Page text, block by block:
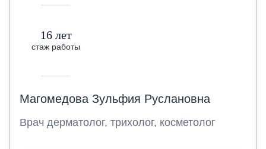
16 лет
стаж работы
Магомедова Зульфия Руслановна
Врач дерматолог, трихолог, косметолог